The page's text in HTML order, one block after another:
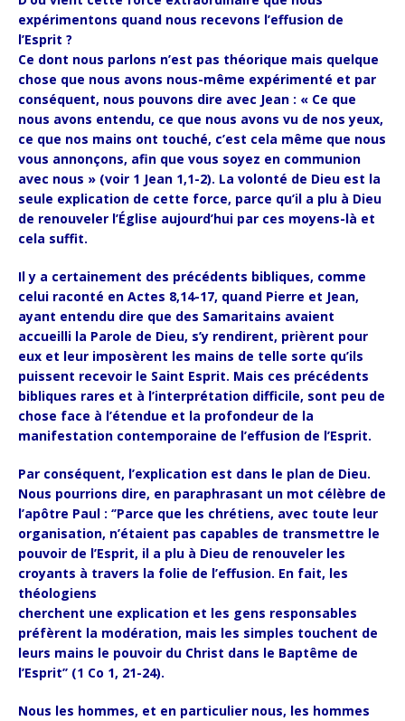
expérimentons quand nous recevons l’effusion de
l’Esprit ?
Ce dont nous parlons n’est pas théorique mais quelque
chose que nous avons nous-même expérimenté et par
conséquent, nous pouvons dire avec Jean : « Ce que
nous avons entendu, ce que nous avons vu de nos yeux,
ce que nos mains ont touché, c’est cela même que nous
vous annonçons, afin que vous soyez en communion
avec nous » (voir 1 Jean 1,1-2). La volonté de Dieu est la
seule explication de cette force, parce qu’il a plu à Dieu
de renouveler l’Église aujourd’hui par ces moyens-là et
cela suffit.
Il y a certainement des précédents bibliques, comme
celui raconté en Actes 8,14-17, quand Pierre et Jean,
ayant entendu dire que des Samaritains avaient
accueilli la Parole de Dieu, s’y rendirent, prièrent pour
eux et leur imposèrent les mains de telle sorte qu’ils
puissent recevoir le Saint Esprit. Mais ces précédents
bibliques rares et à l’interprétation difficile, sont peu de
chose face à l’étendue et la profondeur de la
manifestation contemporaine de l’effusion de l’Esprit.
Par conséquent, l’explication est dans le plan de Dieu.
Nous pourrions dire, en paraphrasant un mot célèbre de
l’apôtre Paul : ‘’Parce que les chrétiens, avec toute leur
organisation, n’étaient pas capables de transmettre le
pouvoir de l’Esprit, il a plu à Dieu de renouveler les
croyants à travers la folie de l’effusion. En fait, les
théologiens
cherchent une explication et les gens responsables
préfèrent la modération, mais les simples touchent de
leurs mains le pouvoir du Christ dans le Baptême de
l’Esprit’’ (1 Co 1, 21-24).
Nous les hommes, et en particulier nous, les hommes